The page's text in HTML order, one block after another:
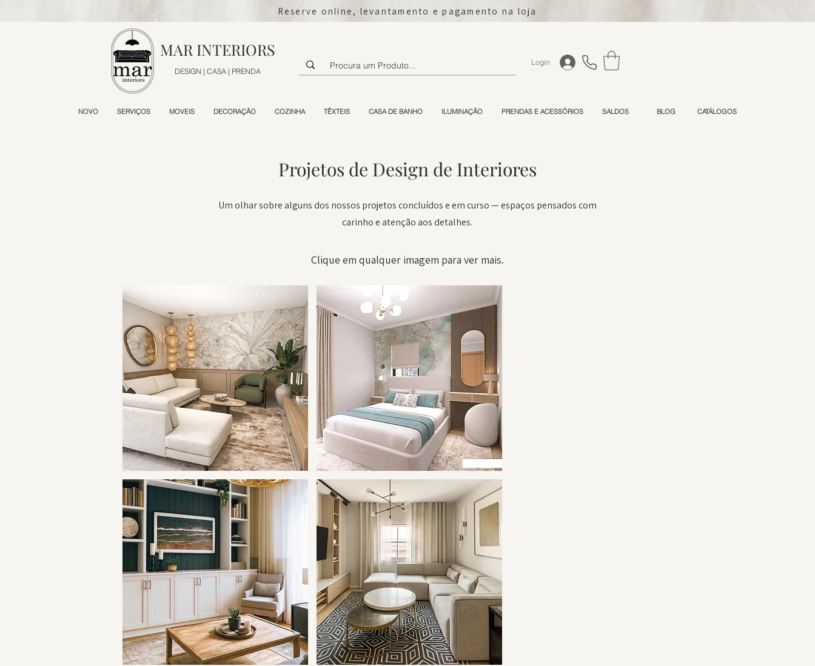
Reserve online, levantamento e pagamento na loja
MAR INTERIORS
DESIGN | CASA | PRENDA
Login
NOVO SERVIÇOS MOVEIS DECORAÇÃO COZINHA TÊXTEIS CASA DE BANHO ILUMINAÇÃO PRENDAS E ACESSÓRIOS SALDOS BLOG CATÁLOGOS
Projetos de Design de Interiores
Um olhar sobre alguns dos nossos projetos concluídos e em curso — espaços pensados com
carinho e atenção aos detalhes.
Clique em qualquer imagem para ver mais.